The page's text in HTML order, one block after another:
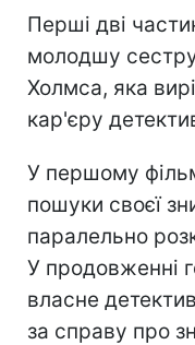
Перші дві
молодшу
Холмса, яка
кар'єру
У першому
пошуки своєї
паралельно
У продовженні
власне
за справу про